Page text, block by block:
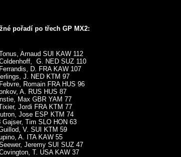
pořadí po třech GP MX2:
Arnaud SUI KAW 112
G. NED SUZ 110
D. FRA KAW 107
J. NED KTM 97
Romain FRA HUS 96
A. RUS HUS 87
Max GBR YAM 77
Jordi FRA KTM 77
Jose ESP KTM 74
Gajser, Tim SLO HON 63
V. SUI KTM 59
A. ITA KAW 55
Jeremy SUI SUZ 47
T. USA KAW 37